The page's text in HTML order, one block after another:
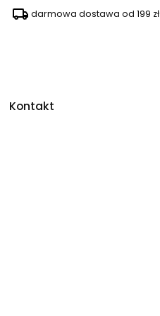
darmowa dostawa od 199 zł
Kontakt